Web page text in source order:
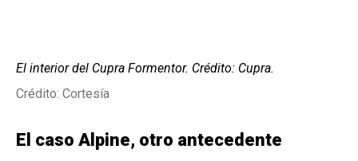
El interior del Cupra Formentor. Crédito: Cupra.
Crédito: Cortesía
El caso Alpine, otro antecedente